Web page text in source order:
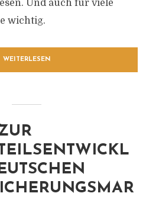
Und auch für viele
wichtig.
WEITERLESEN